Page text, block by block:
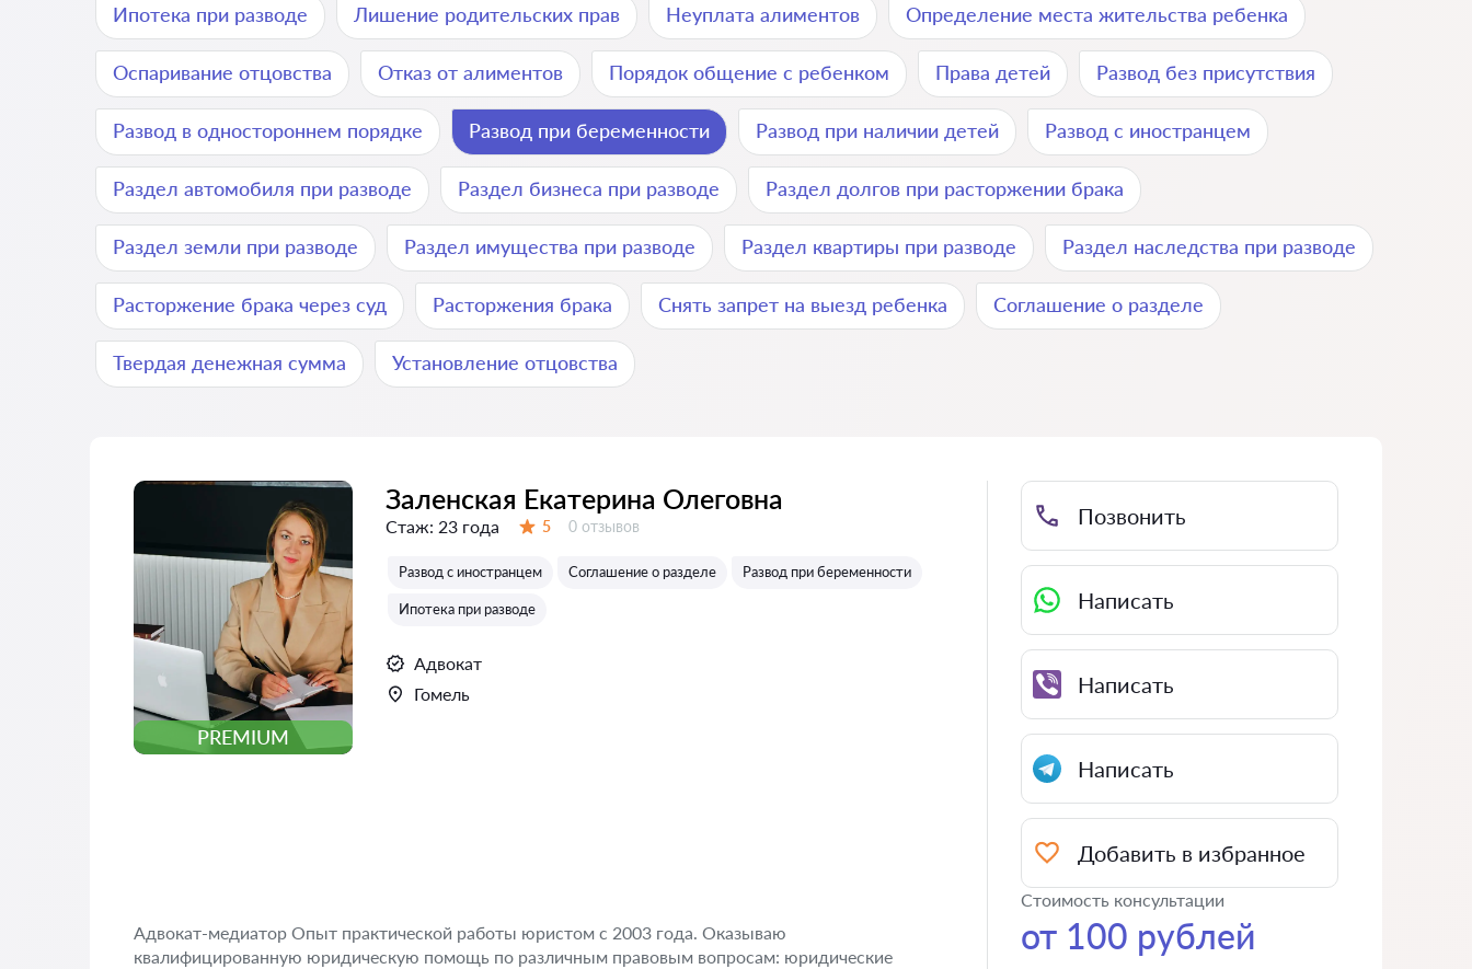
Ипотека при разводе Лишение родительских прав Неуплата алиментов Определение места жительства ребенка
Оспаривание отцовства Отказ от алиментов Порядок общение с ребенком Права детей Развод без присутствия
Развод в одностороннем порядке Развод при беременности Развод при наличии детей Развод с иностранцем
Раздел автомобиля при разводе Раздел бизнеса при разводе Раздел долгов при расторжении брака
Раздел земли при разводе Раздел имущества при разводе Раздел квартиры при разводе Раздел наследства при разводе
Расторжение брака через суд Расторжения брака Снять запрет на выезд ребенка Соглашение о разделе
Твердая денежная сумма Установление отцовства
PREMIUM
Заленская Екатерина Олеговна
Стаж: 23 года 5 Отзывов:
0 отзывов
Развод с иностранцем Соглашение о разделе Развод при беременности
Ипотека при разводе
Адвокат
Гомель
Адвокат-медиатор Опыт практической работы юристом с 2003 года. Оказываю
квалифицированную юридическую помощь по различным правовым вопросам: юридические
Позвонить
Написать
Написать
Написать
Добавить в избранное
Стоимость консультации
от 100 рублей